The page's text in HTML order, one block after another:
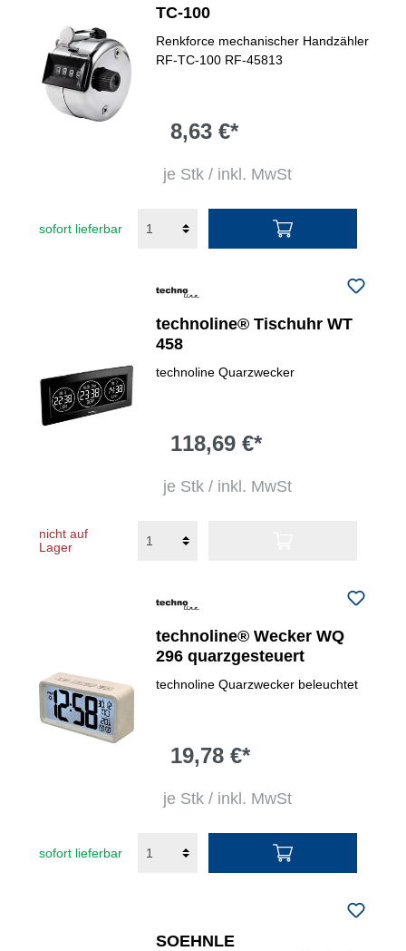
TC-100
Renkforce mechanischer Handzähler
RF-TC-100 RF-45813
8,63 €*
je Stk / inkl. MwSt
sofort lieferbar
technoline® Tischuhr WT
458
technoline Quarzwecker
118,69 €*
je Stk / inkl. MwSt
nicht auf
Lager
technoline® Wecker WQ
296 quarzgesteuert
technoline Quarzwecker beleuchtet
19,78 €*
je Stk / inkl. MwSt
sofort lieferbar
SOEHNLE